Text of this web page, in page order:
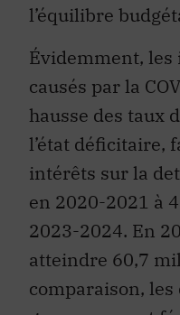
l’équilibre
Évidemment,
causés par la
hausse des taux
l’état déficitaire,
intérêts sur la
en 2020-2021 à
2023-2024. En
atteindre 60,7
comparaison,